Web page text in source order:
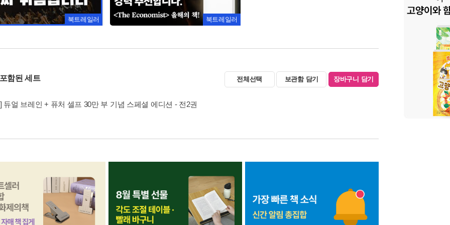
북트레일러 북트레일러
함된 세트 전체선택 보관함 담기 장바구니 담기
듀얼 브레인 + 퓨처 셀프 30만 부 기념 스페셜 에디션 - 전2권